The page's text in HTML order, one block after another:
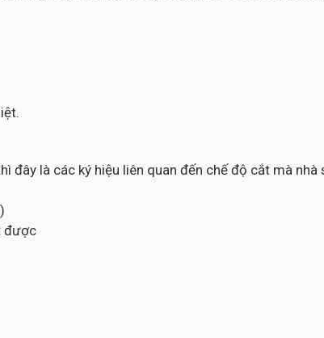
đây là các ký hiệu liên quan đến chế độ cắt mà
được